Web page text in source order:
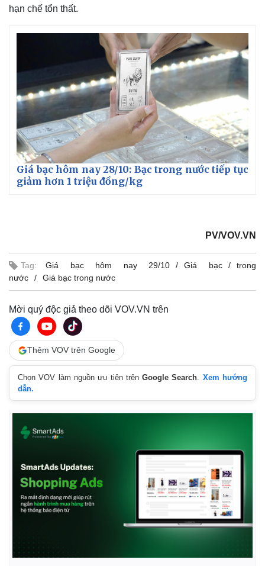
hạn chế tổn thất.
Giá bạc hôm nay 28/10: Bạc trong nước tiếp tục
giảm hơn 1 triệu đồng/kg
PV/VOV.VN
Tag: Giá bạc hôm nay 29/10 Giá bạc
trong
nước
Giá bạc trong nước
Mời quý độc giả theo dõi VOV.VN trên
Thêm VOV trên Google
Chọn VOV làm nguồn ưu tiên trênGoogle Search. Xem hướng
dẫn.